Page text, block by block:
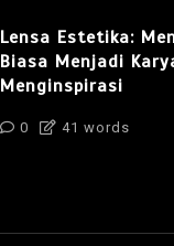
Lensa Estetika:
Biasa Menjadi
Menginspirasi
0 41 words